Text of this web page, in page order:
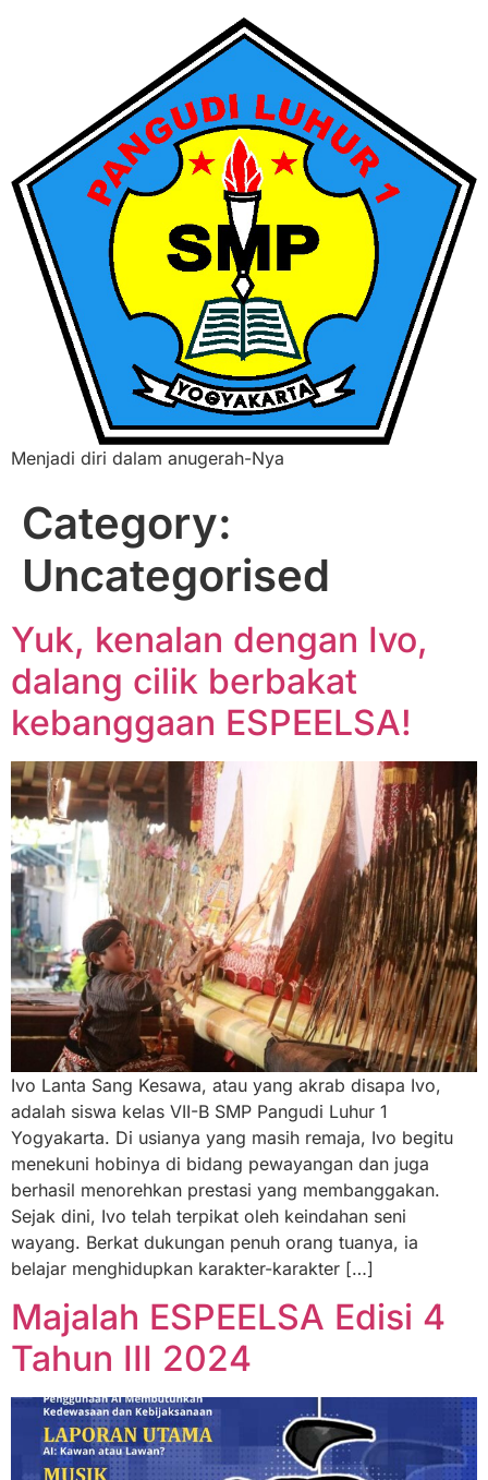
Menjadi diri dalam anugerah-Nya
Category:
Uncategorised
Yuk, kenalan dengan Ivo,
dalang cilik berbakat
kebanggaan ESPEELSA!
Ivo Lanta Sang Kesawa, atau yang akrab disapa Ivo,
adalah siswa kelas VII-B SMP Pangudi Luhur 1
Yogyakarta. Di usianya yang masih remaja, Ivo begitu
menekuni hobinya di bidang pewayangan dan juga
berhasil menorehkan prestasi yang membanggakan.
Sejak dini, Ivo telah terpikat oleh keindahan seni
wayang. Berkat dukungan penuh orang tuanya, ia
belajar menghidupkan karakter-karakter […]
Majalah ESPEELSA Edisi 4
Tahun III 2024